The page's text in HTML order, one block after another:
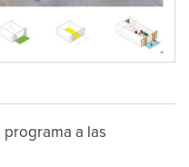
a las